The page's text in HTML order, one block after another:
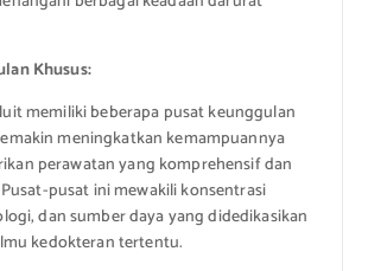
Khusus:
memiliki beberapa pusat keunggulan
meningkatkan kemampuannya
perawatan yang komprehensif dan
pusat ini mewakili konsentrasi
dan sumber daya yang didedikasikan
kedokteran tertentu.